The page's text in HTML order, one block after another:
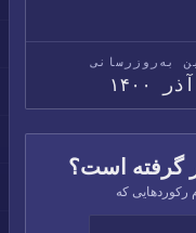
به‌روزرسانی
گرفته است؟
که